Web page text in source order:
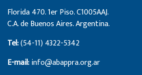
Florida 470. 1er Piso. C1005AAJ.
C.A. de Buenos Aires. Argentina.
Tel:(54-11) 4322-5342
E-mail:info@abappra.org.ar